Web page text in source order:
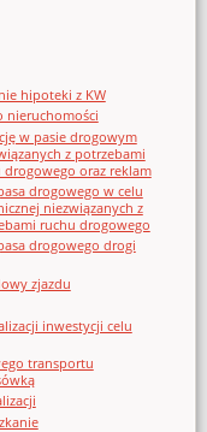
hipoteki z KW
nieruchomości
w pasie drogowym
z potrzebami
oraz reklam
drogowego w celu
niezwiązanych z
ruchu drogowego
drogowego drogi
zjazdu
inwestycji celu
transportu